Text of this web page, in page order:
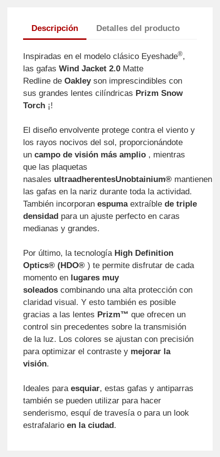
Descripción Detalles del producto
Inspiradas en el modelo clásico Eyeshade®,
las gafas Wind Jacket 2.0Matte
Redline de Oakleyson imprescindibles con
sus grandes lentes cilíndricas Prizm Snow
Torch¡!
El diseño envolvente protege contra el viento y
los rayos nocivos del sol, proporcionándote
un campo de visión más amplio, mientras
que las plaquetas
nasales ultraadherentesUnobtainium® mantienen
las gafas en la nariz durante toda la actividad.
También incorporan espumaextraíble de triple
densidad para un ajuste perfecto en caras
medianas y grandes.
Por último, la tecnología High Definition
Optics® (HDO®) te permite disfrutar de cada
momento en lugares muy
soleadoscombinando una alta protección con
claridad visual. Y esto también es posible
gracias a las lentes Prizm™ que ofrecen un
control sin precedentes sobre la transmisión
de la luz. Los colores se ajustan con precisión
para optimizar el contraste y mejorar la
visión.
Ideales para esquiar, estas gafas y antiparras
también se pueden utilizar para hacer
senderismo, esquí de travesía o para un look
estrafalario en la ciudad .